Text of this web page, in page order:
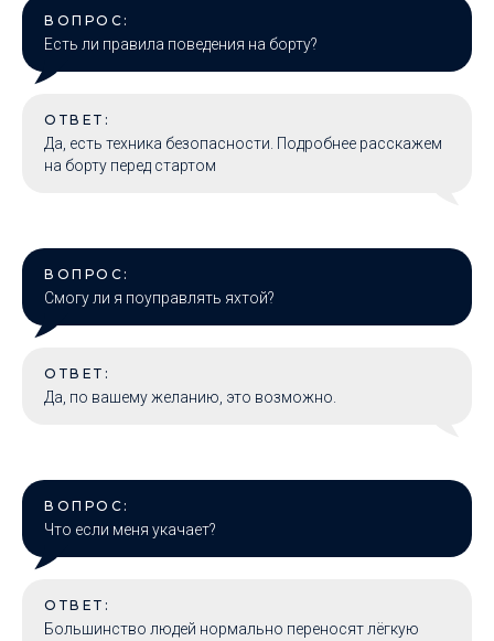
ВОПРОС:
Есть ли правила поведения на борту?
ОТВЕТ:
Да, есть техника безопасности. Подробнее расскажем
на борту перед стартом
ВОПРОС:
Смогу ли я поуправлять яхтой?
ОТВЕТ:
Да, по вашему желанию, это возможно.
ВОПРОС:
Что если меня укачает?
ОТВЕТ:
Большинство людей нормально переносят лёгкую